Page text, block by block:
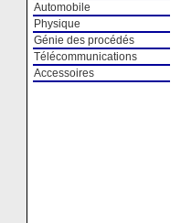
Automobile
Physique
Génie des procédés
Télécommunications
Accessoires